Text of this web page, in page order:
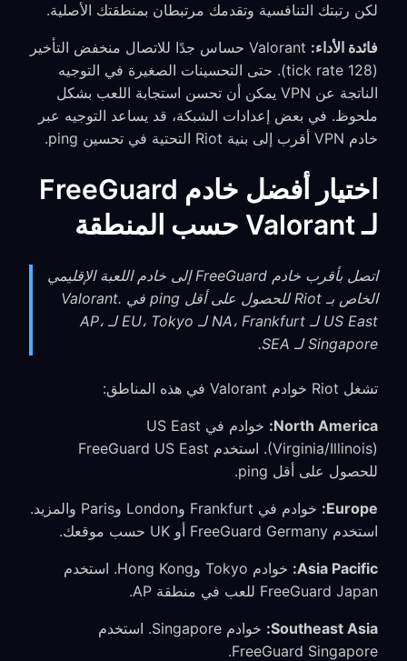
لكن رتبتك التنافسية وتقدمك مرتبطان بمنطقتك الأصلية.
فائدة الأداء:
Valorant حساس جدًا للاتصال منخفض التأخير
(tick rate 128). حتى التحسينات الصغيرة في التوجيه
الناتجة عن VPN يمكن أن تحسن استجابة اللعب بشكل
ملحوظ. في بعض إعدادات الشبكة، قد يساعد التوجيه عبر
خادم VPN أقرب إلى بنية Riot التحتية في تحسين ping.
اختيار أفضل خادم FreeGuard
لـ Valorant حسب المنطقة
اتصل بأقرب خادم FreeGuard إلى خادم اللعبة الإقليمي
الخاص بـ Riot للحصول على أقل ping في Valorant.
US East لـ NA، Frankfurt لـ EU، Tokyo لـ AP،
Singapore لـ SEA.
تشغل Riot خوادم Valorant في هذه المناطق:
North America:
خوادم في US East
(Virginia/Illinois). استخدم FreeGuard US East
للحصول على أقل ping.
Europe:
خوادم في Frankfurt وLondon وParis والمزيد.
استخدم FreeGuard Germany أو UK حسب موقعك.
Asia Pacific:
خوادم Tokyo وHong Kong. استخدم
FreeGuard Japan للعب في منطقة AP.
Southeast Asia:
خوادم Singapore. استخدم
FreeGuard Singapore.